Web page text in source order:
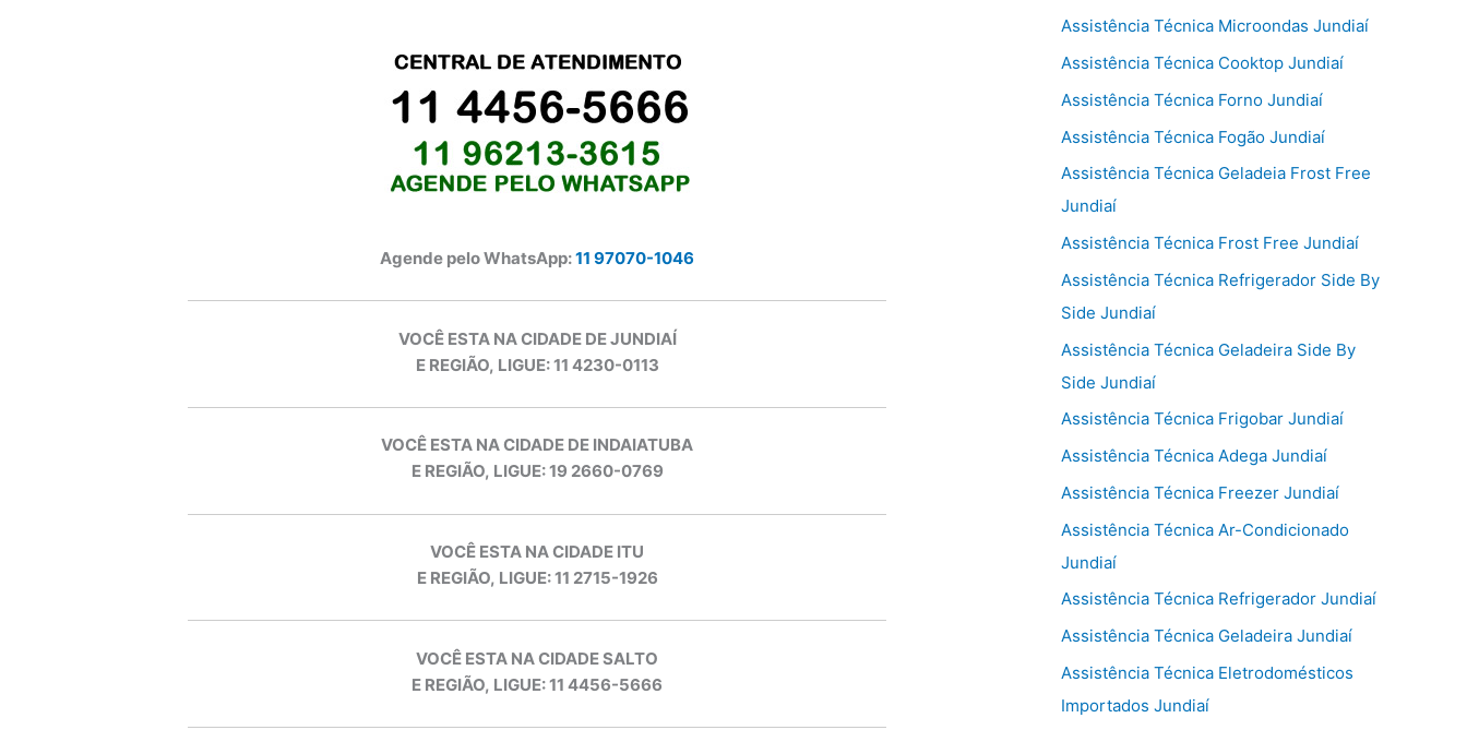
Agende pelo WhatsApp:11 97070-1046
VOCÊ ESTA NA CIDADE DE JUNDIAÍ
E REGIÃO, LIGUE: 11 4230-0113
VOCÊ ESTA NA CIDADE DE INDAIATUBA
E REGIÃO, LIGUE: 19 2660-0769
VOCÊ ESTA NA CIDADE ITU
E REGIÃO, LIGUE: 11 2715-1926
VOCÊ ESTA NA CIDADE SALTO
E REGIÃO, LIGUE: 11 4456-5666
Assistência Técnica Microondas Jundiaí
Assistência Técnica Cooktop Jundiaí
Assistência Técnica Forno Jundiaí
Assistência Técnica Fogão Jundiaí
Assistência Técnica Geladeia Frost Free
Jundiaí
Assistência Técnica Frost Free Jundiaí
Assistência Técnica Refrigerador Side By
Side Jundiaí
Assistência Técnica Geladeira Side By
Side Jundiaí
Assistência Técnica Frigobar Jundiaí
Assistência Técnica Adega Jundiaí
Assistência Técnica Freezer Jundiaí
Assistência Técnica Ar-Condicionado
Jundiaí
Assistência Técnica Refrigerador Jundiaí
Assistência Técnica Geladeira Jundiaí
Assistência Técnica Eletrodomésticos
Importados Jundiaí